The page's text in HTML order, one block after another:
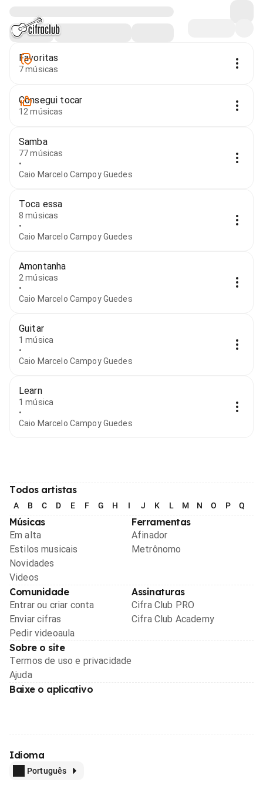
Favoritas
7 músicas
Consegui tocar
12 músicas
Samba
77 músicas
•
Caio Marcelo Campoy Guedes
Toca essa
8 músicas
•
Caio Marcelo Campoy Guedes
Amontanha
2 músicas
•
Caio Marcelo Campoy Guedes
Guitar
1 música
•
Caio Marcelo Campoy Guedes
Learn
1 música
•
Caio Marcelo Campoy Guedes
Todos artistas
A B C D E F G H I J K L M N O P Q
Músicas
Em alta
Estilos musicais
Novidades
Videos
Ferramentas
Afinador
Metrônomo
Comunidade
Entrar ou criar conta
Enviar cifras
Pedir videoaula
Assinaturas
Cifra Club PRO
Cifra Club Academy
Sobre o site
Termos de uso e privacidade
Ajuda
Baixe o aplicativo
Idioma
Português